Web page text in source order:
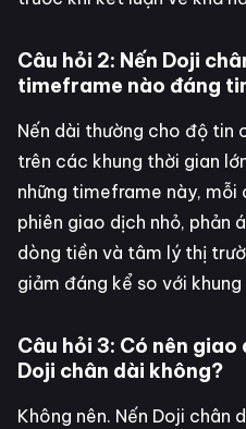
Câu hỏi 2: Nến Doji
timeframe nào đáng
Nến dài thường cho độ tin
trên các khung thời gian
những timeframe này, mỗi
phiên giao dịch nhỏ, phản
dòng tiền và tâm lý thị
giảm đáng kể so với khung
Câu hỏi 3: Có nên
Doji chân dài không?
Không nên. Nến Doji chân